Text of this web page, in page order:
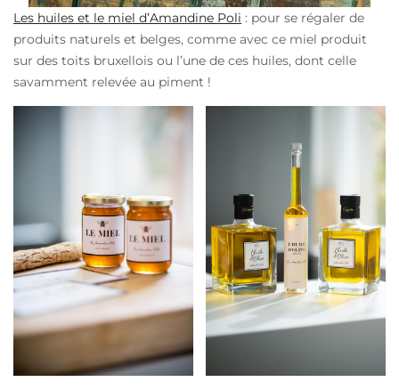
Les huiles et le miel d’Amandine Poli : pour se régaler de
produits naturels et belges, comme avec ce miel produit
sur des toits bruxellois ou l’une de ces huiles, dont celle
savamment relevée au piment !